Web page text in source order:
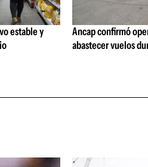
estable y
Ancap confirmó
abastecer vuelos